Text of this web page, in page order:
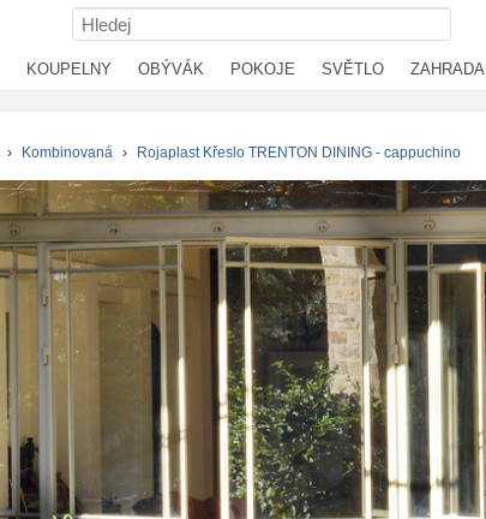
KOUPELNY OBÝVÁK POKOJE SVĚTLO ZAHRADA
› Kombinovaná › Rojaplast Křeslo TRENTON DINING - cappuchino